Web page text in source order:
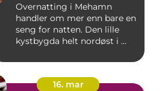
Overnatting i Mehamn
handler om mer enn bare en
seng for natten. Den lille
kystbygda helt nordøst i ...
16. mar